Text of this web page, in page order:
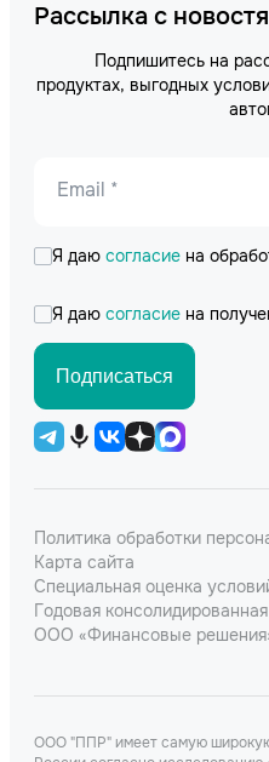
Рассылка с
Подпишитесь на
продуктах, выгодных
Email *
Я даю согласие на
Я даю согласие на
Подписаться
Политика обработки
Карта сайта
Специальная оценка
Годовая
ООО «Финансовые
ООО "ППР" имеет самую